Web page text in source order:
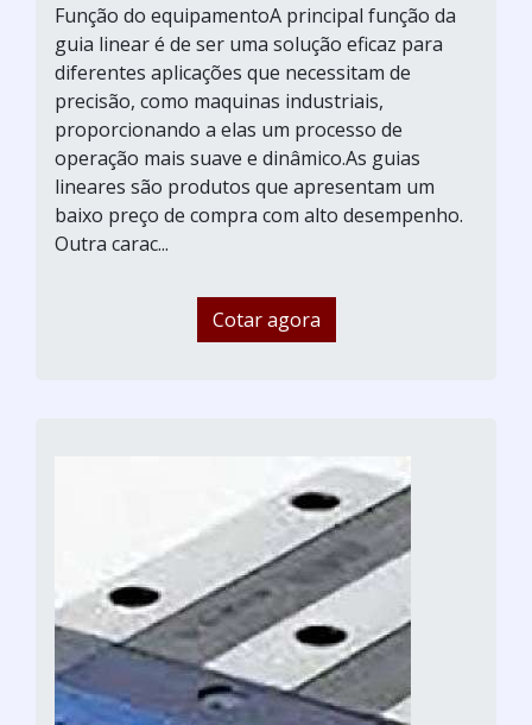
Função do equipamentoA principal função da
guia linear é de ser uma solução eficaz para
diferentes aplicações que necessitam de
precisão, como maquinas industriais,
proporcionando a elas um processo de
operação mais suave e dinâmico.As guias
lineares são produtos que apresentam um
baixo preço de compra com alto desempenho.
Outra carac...
Cotar agora